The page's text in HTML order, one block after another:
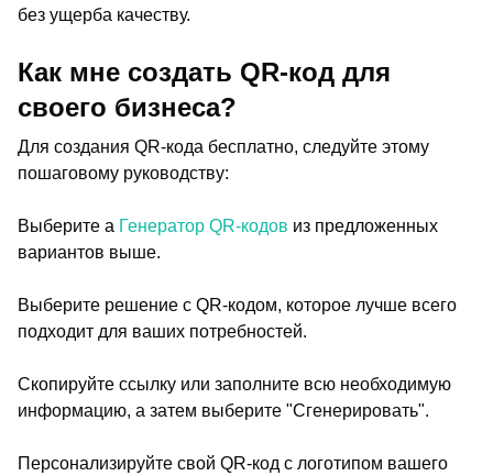
без ущерба качеству.
Как мне создать QR-код для
своего бизнеса?
Для создания QR-кода бесплатно, следуйте этому
пошаговому руководству:
Выберите а Генератор QR-кодов из предложенных
вариантов выше.
Выберите решение с QR-кодом, которое лучше всего
подходит для ваших потребностей.
Скопируйте ссылку или заполните всю необходимую
информацию, а затем выберите "Сгенерировать".
Персонализируйте свой QR-код с логотипом вашего